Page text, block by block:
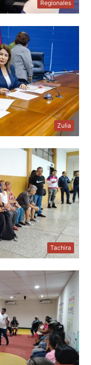
Regionales
Zulia
Tachira